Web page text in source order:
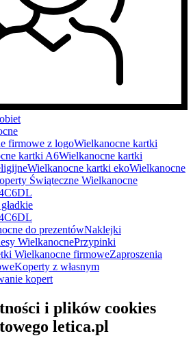
firmowe z logoWielkanocne kartki
kartki A6Wielkanocne kartki
Wielkanocne kartki ekoWielkanocne
Świąteczne Wielkanocne
C6DL
C6DL
do prezentówNaklejki
WielkanocnePrzypinki
Wielkanocne firmoweZaproszenia
Koperty z własnym
kopert
i plików cookies
letica.pl